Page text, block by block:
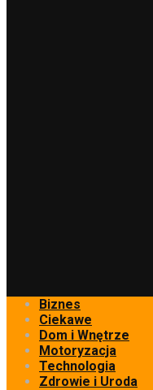
Biznes
Ciekawe
Dom i Wnętrze
Motoryzacja
Technologia
Zdrowie i Uroda